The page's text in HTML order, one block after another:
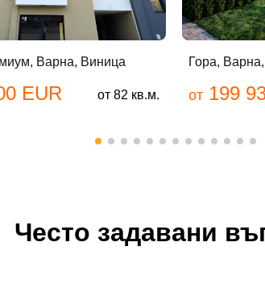
Вход
Адрес
парола?
Варна, Виница
EUR от 82 кв.м.
Гора,
от199
Често задавани